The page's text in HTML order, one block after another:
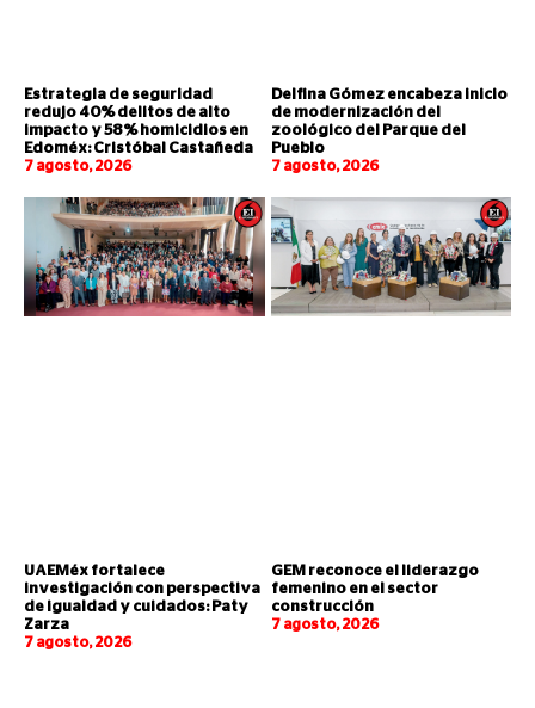
Estrategia de seguridad
redujo 40% delitos de alto
impacto y 58% homicidios en
Edoméx: Cristóbal Castañeda
7 agosto, 2026
Delfina Gómez encabeza inicio
de modernización del
zoológico del Parque del
Pueblo
7 agosto, 2026
UAEMéx fortalece
investigación con perspectiva
de igualdad y cuidados: Paty
Zarza
7 agosto, 2026
GEM reconoce el liderazgo
femenino en el sector
construcción
7 agosto, 2026